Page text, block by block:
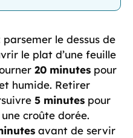
le dessus de
le plat d’une feuille
20 minutes pour
humide. Retirer
5 minutes pour
croûte dorée.
avant de servir